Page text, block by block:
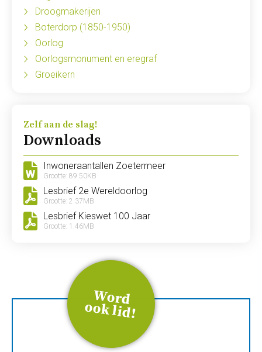
Droogmakerijen
Boterdorp (1850-1950)
Oorlog
Oorlogsmonument en eregraf
Groeikern
Zelf aan de slag!
Downloads
Inwoneraantallen Zoetermeer
Grootte: 89.50KB
Lesbrief 2e Wereldoorlog
Grootte: 2.37MB
Lesbrief Kieswet 100 Jaar
Grootte: 1.46MB
W
ord
ook
lid
!